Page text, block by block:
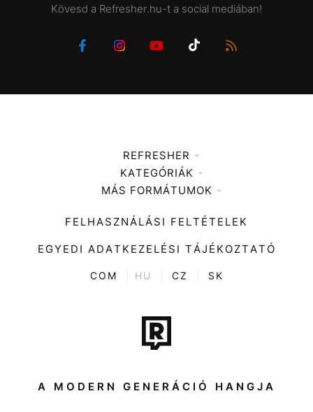
Kövesd a Refresher.hu-t a social mediában!
REFRESHER
Médiaajánlat
KATEGÓRIÁK
Zene
Divat
Kultúra
ENTR
Tech-Tudomány
Sport
Társadalom
MÁS FORMÁTUMOK
FELHASZNÁLÁSI FELTÉTELEK
EGYEDI ADATKEZELÉSI TÁJÉKOZTATÓ
COM HU CZ SK
A MODERN GENERÁCIÓ HANGJA